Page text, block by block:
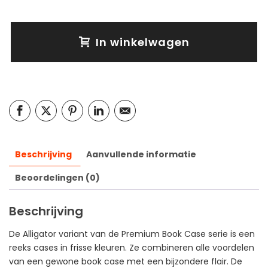
In winkelwagen
Beschrijving
Aanvullende informatie
Beoordelingen (0)
Beschrijving
De Alligator variant van de Premium Book Case serie is een
reeks cases in frisse kleuren. Ze combineren alle voordelen
van een gewone book case met een bijzondere flair. De